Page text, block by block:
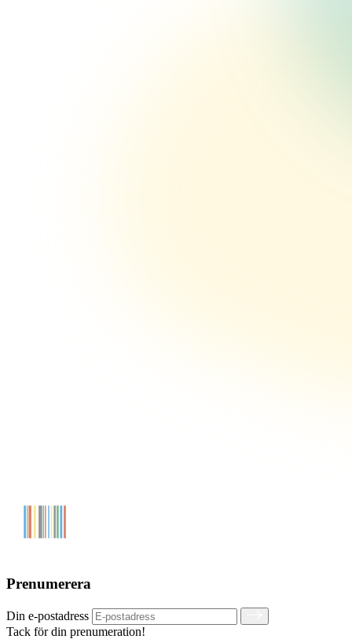
Prenumerera
Din e-postadress
Tack för din prenumeration!